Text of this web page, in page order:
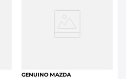
GENUINO MAZDA